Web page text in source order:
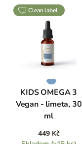
clean label
KIDS OMEGA 3
Vegan - limeta, 30
ml
449 Kč